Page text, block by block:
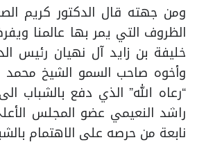
ومن جهته قال الدكتور كريم
الظروف التي يمر بها عالمنا
خليفة بن زايد آل نهيان رئيس
وأخوه صاحب السمو الشيخ محمد
“رعاه الله” الذي دفع بالشباب
راشد النعيمي عضو المجلس
نابعة من حرصه على الاهتمام